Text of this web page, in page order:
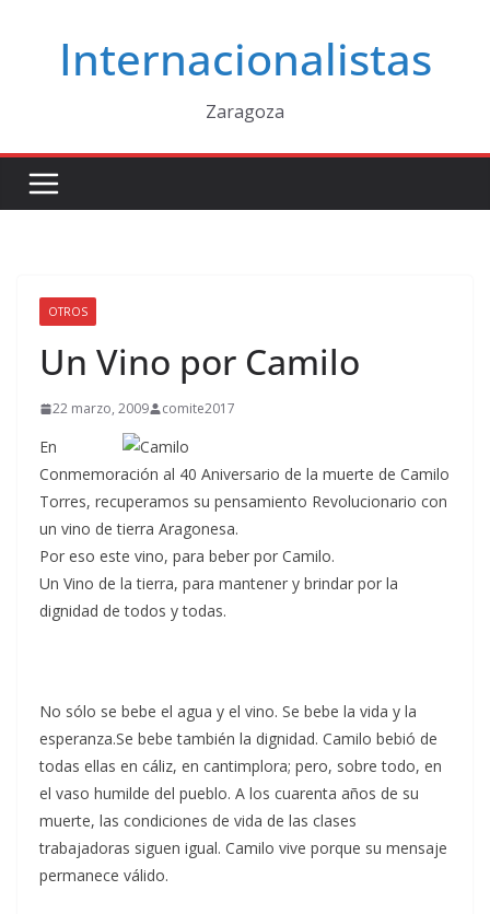
contenidoInternacionalistas
Zaragoza
OTROS
Un Vino por Camilo
22 marzo, 2009 comite2017
En
Conmemoración al 40 Aniversario de la muerte de Camilo
Torres, recuperamos su pensamiento Revolucionario con
un vino de tierra Aragonesa.
Por eso este vino, para beber por Camilo.
Un Vino de la tierra, para mantener y brindar por la
dignidad de todos y todas.
No sólo se bebe el agua y el vino. Se bebe la vida y la
esperanza.Se bebe también la dignidad. Camilo bebió de
todas ellas en cáliz, en cantimplora; pero, sobre todo, en
el vaso humilde del pueblo. A los cuarenta años de su
muerte, las condiciones de vida de las clases
trabajadoras siguen igual. Camilo vive porque su mensaje
permanece válido.